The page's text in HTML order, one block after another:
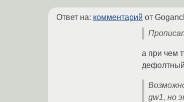
Ответ на: комментарий от
а при чем
gw1, но